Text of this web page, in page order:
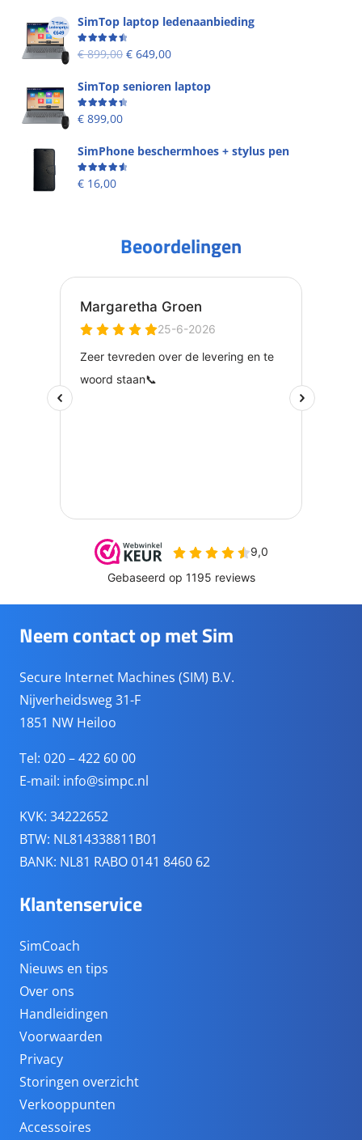
SimTop laptop ledenaanbieding
Beoordeling 4.53uit 5
€899,00 € 649,00
SimTop senioren laptop
Beoordeling
€ 899,00
SimPhone beschermhoes + stylus pen
Beoordeling
€ 16,00
Beoordelingen
Neem contact op met Sim
Secure Internet Machines (SIM) B.V.
Nijverheidsweg 31-F
1851 NW Heiloo
Tel: 020 – 422 60 00
E-mail: info@simpc.nl
KVK: 34222652
BTW: NL814338811B01
BANK: NL81 RABO 0141 8460 62
Klantenservice
SimCoach
Nieuws en tips
Over ons
Handleidingen
Voorwaarden
Privacy
Storingen overzicht
Verkooppunten
Accessoires